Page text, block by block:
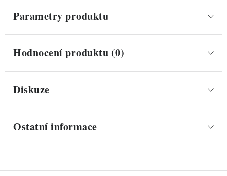
Parametry produktu
Hodnocení produktu (0)
Diskuze
Ostatní informace